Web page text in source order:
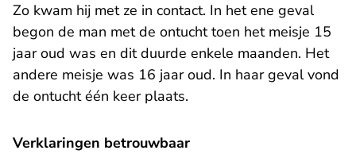
Zo kwam hij met ze in contact. In het ene geval
begon de man met de ontucht toen het meisje 15
jaar oud was en dit duurde enkele maanden. Het
andere meisje was 16 jaar oud. In haar geval vond
de ontucht één keer plaats.
Verklaringen betrouwbaar